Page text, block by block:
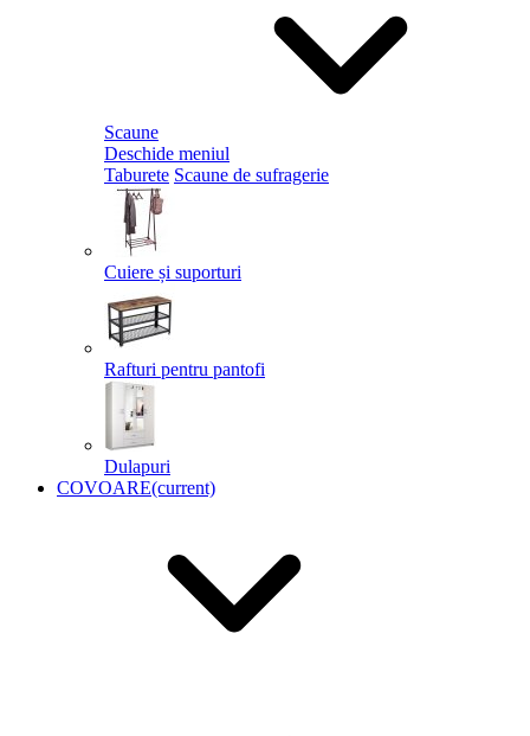
Scaune
Deschide meniul
Taburete Scaune de sufragerie
Cuiere și suporturi
Rafturi pentru pantofi
Dulapuri
COVOARE(current)